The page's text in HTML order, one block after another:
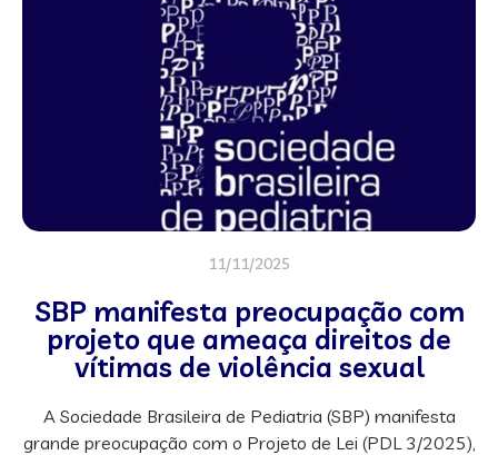
11/11/2025
SBP manifesta preocupação com
projeto que ameaça direitos de
vítimas de violência sexual
A Sociedade Brasileira de Pediatria (SBP) manifesta
grande preocupação com o Projeto de Lei (PDL 3/2025),